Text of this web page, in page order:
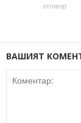
отговор
ВАШИЯТ